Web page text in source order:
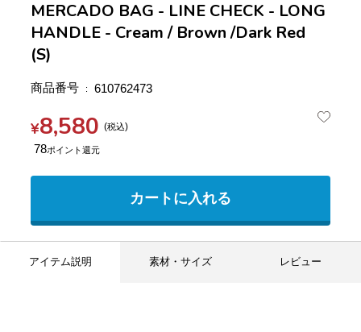
MERCADO BAG - LINE CHECK - LONG
HANDLE - Cream / Brown /Dark Red
(S)
商品番号 610762473
¥8,580 税込
78
カートに入れる
アイテム説明 素材・サイズ レビュー